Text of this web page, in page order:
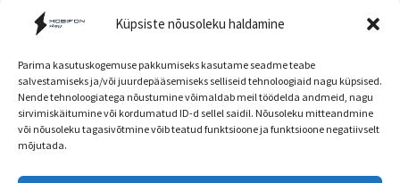
Küpsiste nõusoleku haldamine
Parima kasutuskogemuse pakkumiseks kasutame seadme teabe
salvestamiseks ja/või juurdepääsemiseks selliseid tehnoloogiaid nagu küpsised.
Nende tehnoloogiatega nõustumine võimaldab meil töödelda andmeid, nagu
sirvimiskäitumine või kordumatud ID-d sellel saidil. Nõusoleku mitteandmine
või nõusoleku tagasivõtmine võib teatud funktsioone ja funktsioone negatiivselt
mõjutada.
Müügitingimused